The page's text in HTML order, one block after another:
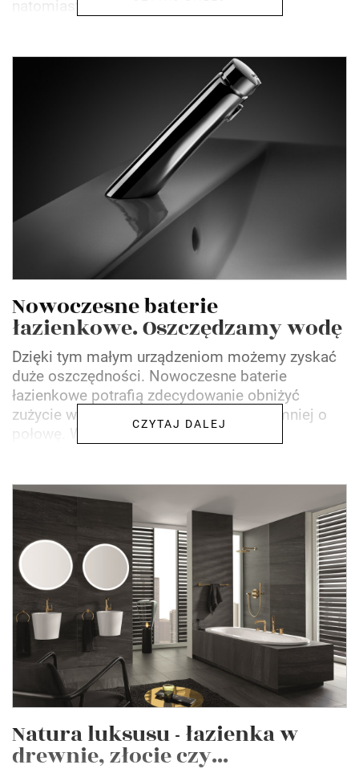
natomiast planujemy...
Nowoczesne baterie
łazienkowe. Oszczędzamy wodę
Dzięki tym małym urządzeniom możemy zyskać
duże oszczędności. Nowoczesne baterie
łazienkowe potrafią zdecydowanie obniżyć
zużycie wody. Zdecydowanie, bo co najmniej o
połowę. W tym wypadku...
CZYTAJ DALEJ
Natura luksusu - łazienka w
drewnie, złocie czy...